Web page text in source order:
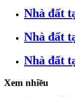
Nhà đất
Nhà đất
Nhà đất
Xem nhiều